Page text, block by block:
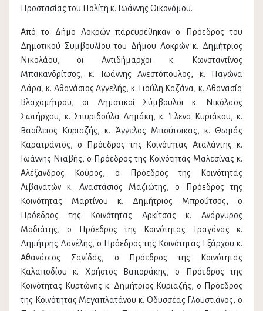
Προστασίας του Πολίτη κ. Ιωάννης Οικονόμου.
Από το Δήμο Λοκρών παρευρέθηκαν ο Πρόεδρος του
Δημοτικού Συμβουλίου του Δήμου Λοκρών κ. Δημήτριος
Νικολάου, οι Αντιδήμαρχοι κ. Κωνσταντίνος
Μπακανδρίτσος, κ. Ιωάννης Ανεστόπουλος, κ. Παγώνα
Δάρα, κ. Αθανάσιος Αγγελής, κ. Γιούλη Καζάνα, κ. Αθανασία
Βλαχομήτρου, οι Δημοτικοί Σύμβουλοι κ. Νικόλαος
Σωτήρχου, κ. Σπυριδούλα Δημάκη, κ. Έλενα Κυριάκου, κ.
Βασίλειος Κυριαζής, κ. Άγγελος Μπούτσικας, κ. Θωμάς
Καρατράντος, ο Πρόεδρος της Κοινότητας Αταλάντης κ.
Ιωάννης Νιαβής, ο Πρόεδρος της Κοινότητας Μαλεσίνας κ.
Αλέξανδρος Κούρος, ο Πρόεδρος της Κοινότητας
Λιβανατών κ. Αναστάσιος Μαζιώτης, ο Πρόεδρος της
Κοινότητας Μαρτίνου κ. Δημήτριος Μπρούτσος, ο
Πρόεδρος της Κοινότητας Αρκίτσας κ. Ανάργυρος
Μοδιάτης, ο Πρόεδρος της Κοινότητας Τραγάνας κ.
Δημήτρης Δανέλης, ο Πρόεδρος της Κοινότητας Εξάρχου κ.
Αθανάσιος Σανίδας, ο Πρόεδρος της Κοινότητας
Καλαποδίου κ. Χρήστος Βαποράκης, ο Πρόεδρος της
Κοινότητας Κυρτώνης κ. Δημήτριος Κυριαζής, ο Πρόεδρος
της Κοινότητας Μεγαπλατάνου κ. Οδυσσέας Γλουστιάνος, ο